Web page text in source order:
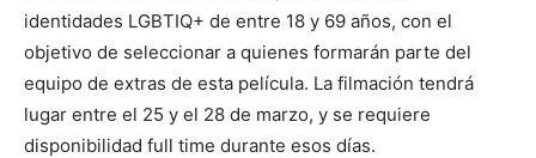
identidades LGBTIQ+ de entre 18 y 69 años, con el
objetivo de seleccionar a quienes formarán parte del
equipo de extras de esta película. La filmación tendrá
lugar entre el 25 y el 28 de marzo, y se requiere
disponibilidad full time durante esos días.